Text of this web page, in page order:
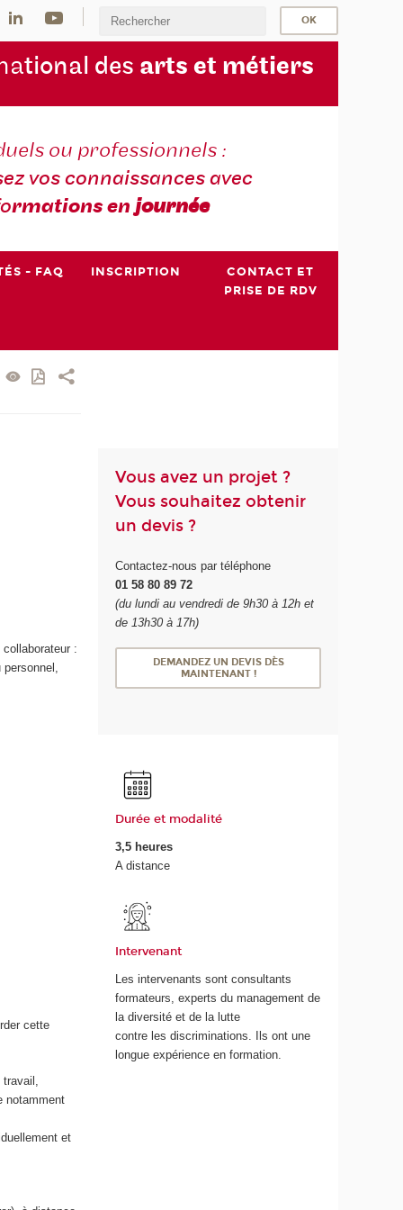
tional des arts et métiers
ou professionnels :
vos connaissances avec
rmations enjournée
- FAQ INSCRIPTION
CONTACT ET
PRISE DE RDV
:
cette
notamment
et
Vous avez un projet ?
Vous souhaitez obtenir
un devis ?
Contactez-nous par téléphone
01 58 80 89 72
(du lundi au vendredi de 9h30 à 12h et
de 13h30 à 17h)
DEMANDEZ UN DEVIS DÈS
MAINTENANT !
Durée et modalité
3,5 heures
A distance
Intervenant
Les intervenants sont consultants
formateurs, experts du management de
la diversité et de la lutte
contre les discriminations. Ils ont une
longue expérience en formation.